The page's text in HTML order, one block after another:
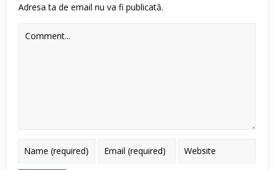
Adresa ta de email nu va fi publicată.